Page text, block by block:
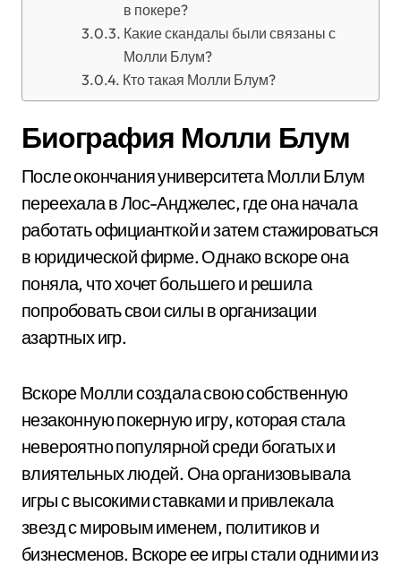
в покере?
Какие скандалы были связаны с
Молли Блум?
Кто такая Молли Блум?
Биография Молли Блум
После окончания университета Молли Блум
переехала в Лос-Анджелес, где она начала
работать официанткой и затем стажироваться
в юридической фирме. Однако вскоре она
поняла, что хочет большего и решила
попробовать свои силы в организации
азартных игр.
Вскоре Молли создала свою собственную
незаконную покерную игру, которая стала
невероятно популярной среди богатых и
влиятельных людей. Она организовывала
игры с высокими ставками и привлекала
звезд с мировым именем, политиков и
бизнесменов. Вскоре ее игры стали одними из